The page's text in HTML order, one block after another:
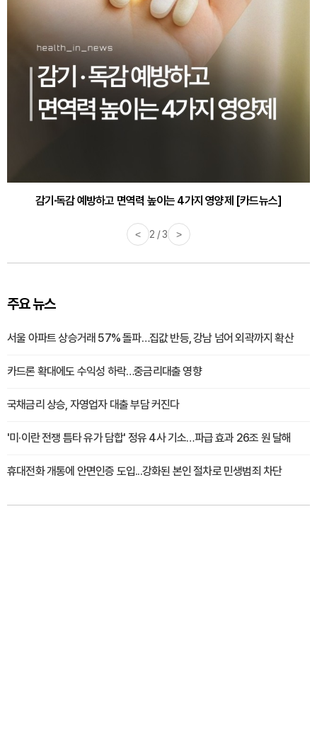
감기·독감 예방하고 면역력 높이는 4가지 영양제 [카드뉴스]
< 3 / 3 >
주요 뉴스
서울 아파트 상승거래 57% 돌파…집값 반등, 강남 넘어 외곽까지 확산
카드론 확대에도 수익성 하락…중금리대출 영향
국채금리 상승, 자영업자 대출 부담 커진다
'미·이란 전쟁 틈타 유가 담합' 정유 4사 기소…파급 효과 26조 원 달해
휴대전화 개통에 안면인증 도입...강화된 본인 절차로 민생범죄 차단